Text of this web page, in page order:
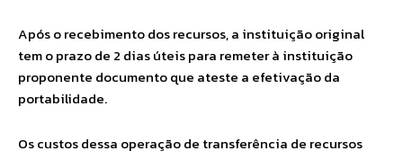
Após o recebimento dos recursos, a instituição original
tem o prazo de 2 dias úteis para remeter à instituição
proponente documento que ateste a efetivação da
portabilidade.
Os custos dessa operação de transferência de recursos